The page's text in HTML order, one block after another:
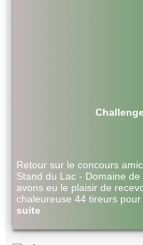
Retour sur le concours
Stand du Lac - Domaine
avons eu le plaisir de
chaleureuse 44 tireurs
suite